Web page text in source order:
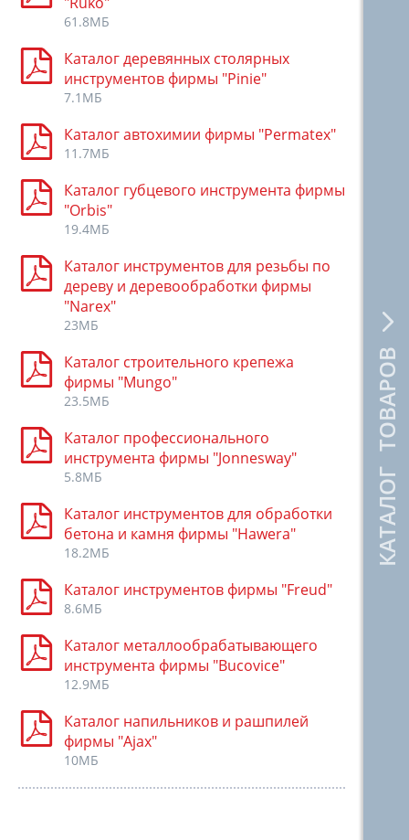
КАТАЛОГ ТОВАРОВ
61.8МБ
Каталог деревянных столярных
инструментов фирмы "Pinie"
7.1МБ
Каталог автохимии фирмы "Permatex"
11.7МБ
Каталог губцевого инструмента фирмы
"Orbis"
19.4МБ
Каталог инструментов для резьбы по
дереву и деревообработки фирмы
"Narex"
23МБ
Каталог строительного крепежа
фирмы "Mungo"
23.5МБ
Каталог профессионального
инструмента фирмы "Jonnesway"
5.8МБ
Каталог инструментов для обработки
бетона и камня фирмы "Hawera"
18.2МБ
Каталог инструментов фирмы "Freud"
8.6МБ
Каталог металлообрабатывающего
инструмента фирмы "Bucovice"
12.9МБ
Каталог напильников и рашпилей
фирмы "Ajax"
10МБ